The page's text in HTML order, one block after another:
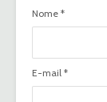
Nome *
E-mail *